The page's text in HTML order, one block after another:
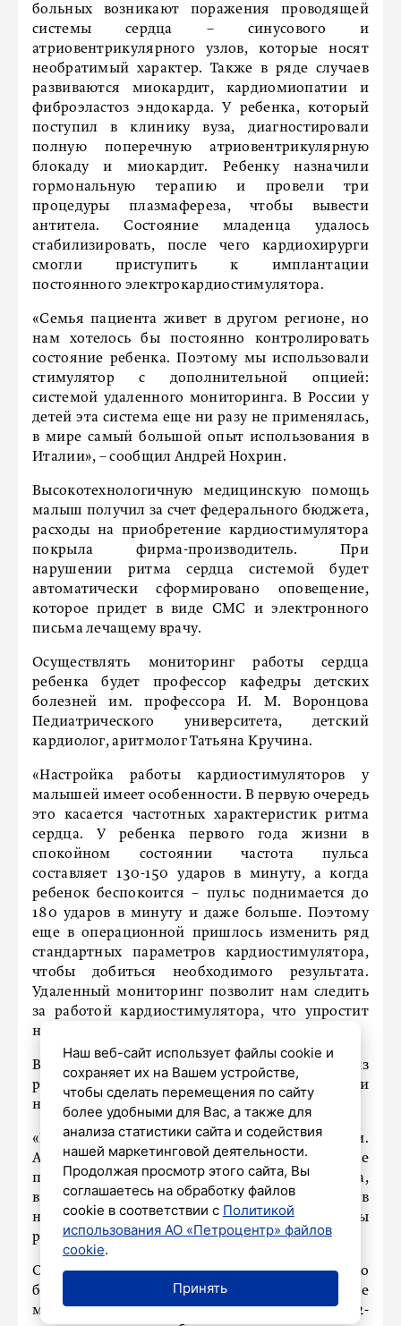
больных возникают поражения проводящей
системы сердца – синусового и
атриовентрикулярного узлов, которые носят
необратимый характер. Также в ряде случаев
развиваются миокардит, кардиомиопатии и
фиброэластоз эндокарда. У ребенка, который
поступил в клинику вуза, диагностировали
полную поперечную атриовентрикулярную
блокаду и миокардит. Ребенку назначили
гормональную терапию и провели три
процедуры плазмафереза, чтобы вывести
антитела. Состояние младенца удалось
стабилизировать, после чего кардиохирурги
смогли приступить к имплантации
постоянного электрокардиостимулятора.
«Семья пациента живет в другом регионе, но
нам хотелось бы постоянно контролировать
состояние ребенка. Поэтому мы использовали
стимулятор с дополнительной опцией:
системой удаленного мониторинга. В России у
детей эта система еще ни разу не применялась,
в мире самый большой опыт использования в
Италии», – сообщил Андрей Нохрин.
Высокотехнологичную медицинскую помощь
малыш получил за счет федерального бюджета,
расходы на приобретение кардиостимулятора
покрыла фирма-производитель. При
нарушении ритма сердца системой будет
автоматически сформировано оповещение,
которое придет в виде СМС и электронного
письма лечащему врачу.
Осуществлять мониторинг работы сердца
ребенка будет профессор кафедры детских
болезней им. профессора И. М. Воронцова
Педиатрического университета, детский
кардиолог, аритмолог Татьяна Кручина.
«Настройка работы кардиостимуляторов у
малышей имеет особенности. В первую очередь
это касается частотных характеристик ритма
сердца. У ребенка первого года жизни в
спокойном состоянии частота пульса
составляет 130-150 ударов в минуту, а когда
ребенок беспокоится – пульс поднимается до
180 ударов в минуту и даже больше. Поэтому
еще в операционной пришлось изменить ряд
стандартных параметров кардиостимулятора,
чтобы добиться необходимого результата.
Удаленный мониторинг позволит нам следить
за работой кардиостимулятора, что упростит
наблюдение», – рассказала специалист.
В настоящее время малыша перевели из
реанимации в отделение патологии
новорожденных и детей грудного возраста.
«Мы надеемся, что самое сложное позади.
Антитела, которые нанесли необратимые
повреждения проводящей системе сердца,
выведены. Мальчик, конечно, нуждается в
наблюдении врачей, но у него есть все шансы
расти и развиваться», – сказал Евгений Тризна.
Обследование требуется и маме малыша, до
беременности не подозревавшей, что у нее
может быть аутоиммунное заболевание. 22-
Наш веб-сайт использует файлы cookie и
сохраняет их на Вашем устройстве,
чтобы сделать перемещения по сайту
более удобными для Вас, а также для
анализа статистики сайта и содействия
нашей маркетинговой деятельности.
Продолжая просмотр этого сайта, Вы
соглашаетесь на обработку файлов
cookie в соответствии с Политикой
использования АО «Петроцентр» файлов
cookie.
Принять